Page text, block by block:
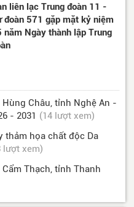
liên lạc Trung đoàn 11 -
đoàn 571 gặp mặt kỷ niệm
năm Ngày thành lập Trung
Châu, tỉnh Nghệ An -
- 2031 (14 lượt xem)
thảm họa chất độc Da
lượt xem)
Thạch, tỉnh Thanh